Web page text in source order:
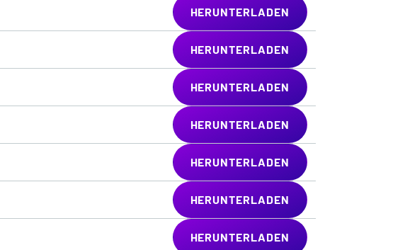
HERUNTERLADEN
HERUNTERLADEN
HERUNTERLADEN
HERUNTERLADEN
HERUNTERLADEN
HERUNTERLADEN
HERUNTERLADEN